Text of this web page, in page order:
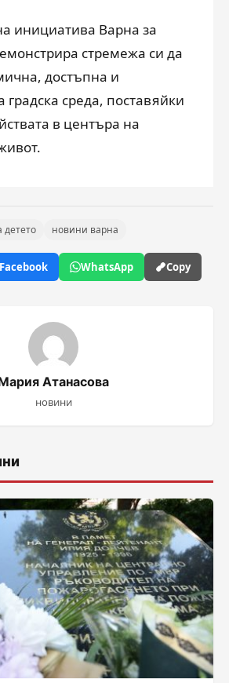
инициатива Варна за
стремежа си да
достъпна и
среда, поставяйки
в центъра на
детето новини варна
WhatsApp Copy
Атанасова
новини